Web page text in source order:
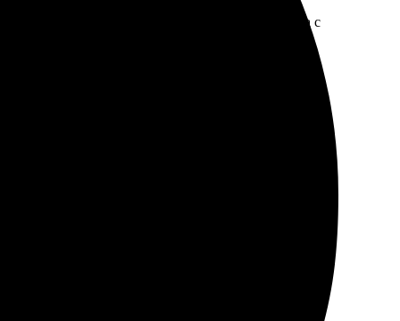
сайта. Поддержка ответила быстро, помогла с
снова!
Обязательно еще закажу.